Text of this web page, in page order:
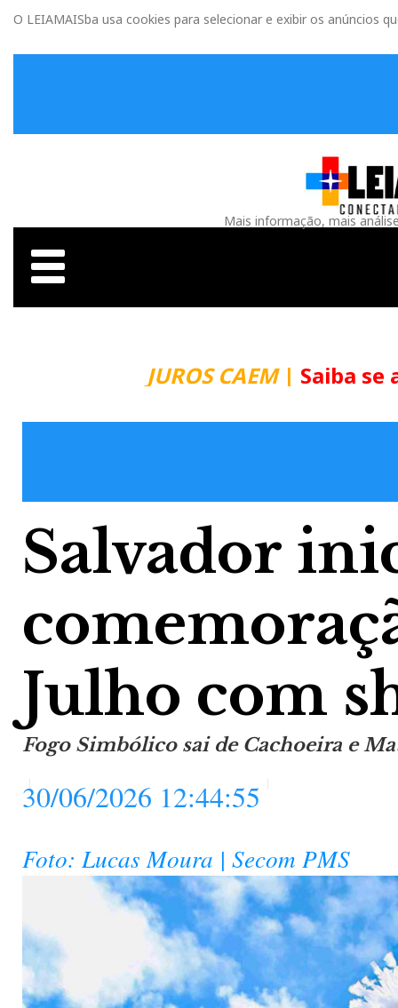
O LEIAMAISba usa cookies para selecionar e exibir os anúncios
Mais informação, mais
JUROS CAEM| Saiba se
Salvador
Julho com
Fogo Simbólico sai de Cachoeira e
30/06/2026 12:44:55
Foto: Lucas Moura | Secom PMS